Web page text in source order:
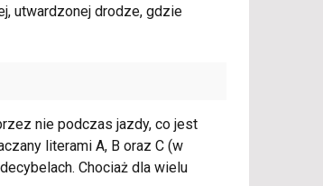
utwardzonej drodze, gdzie
nie podczas jazdy, co jest
literami A, B oraz C (w
Chociaż dla wielu